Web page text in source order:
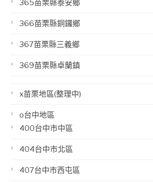
365苗栗縣泰安鄉
366苗栗縣銅鑼鄉
367苗栗縣三義鄉
369苗栗縣卓蘭鎮
x苗栗地區(整理中)
o台中地區
400台中市中區
404台中市北區
407台中市西屯區